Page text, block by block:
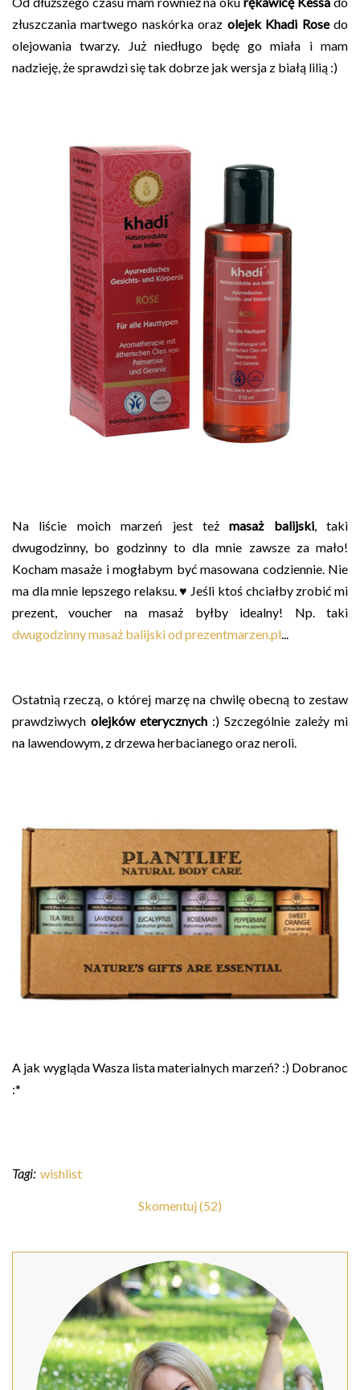
złuszczania martwego naskórka oraz olejek Khadi Rosedo
olejowania twarzy. Już niedługo będę go miała i mam
nadzieję, że sprawdzi się tak dobrze jak wersja z białą lilią :)
Na liście moich marzeń jest teżmasaż balijski, taki
dwugodzinny, bo godzinny to dla mnie zawsze za mało!
Kocham masaże i mogłabym być masowana codziennie. Nie
ma dla mnie lepszego relaksu. ♥ Jeśli ktoś chciałby zrobić mi
prezent, voucher na masaż byłby idealny! Np. taki
dwugodzinny masaż balijski od prezentmarzen.pl...
Ostatnią rzeczą, o której marzę na chwilę obecną to zestaw
prawdziwych olejków eterycznych :) Szczególnie zależy mi
na lawendowym, z drzewa herbacianego oraz neroli.
A jak wygląda Wasza lista materialnych marzeń? :) Dobranoc
:*
Tagi: wishlist
Skomentuj (52)